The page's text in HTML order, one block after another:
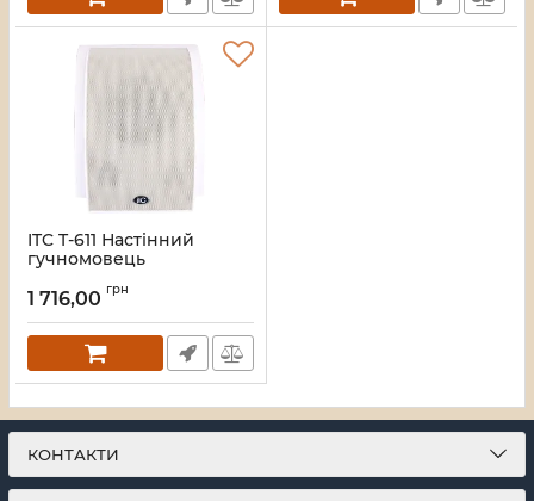
ITC T-611 Настінний
гучномовець
1 716,00 грн
КОНТАКТИ